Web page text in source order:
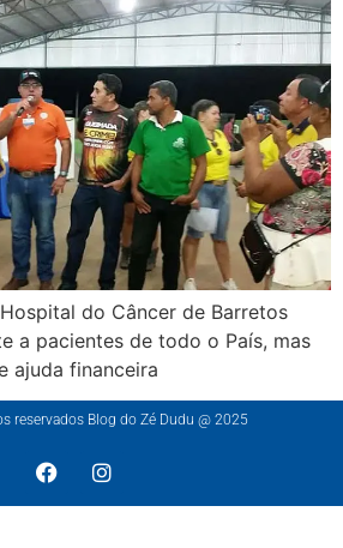
do Câncer de Barretos
a pacientes de todo o País, mas
ajuda financeira
reservados Blog do Zé Dudu @ 2025